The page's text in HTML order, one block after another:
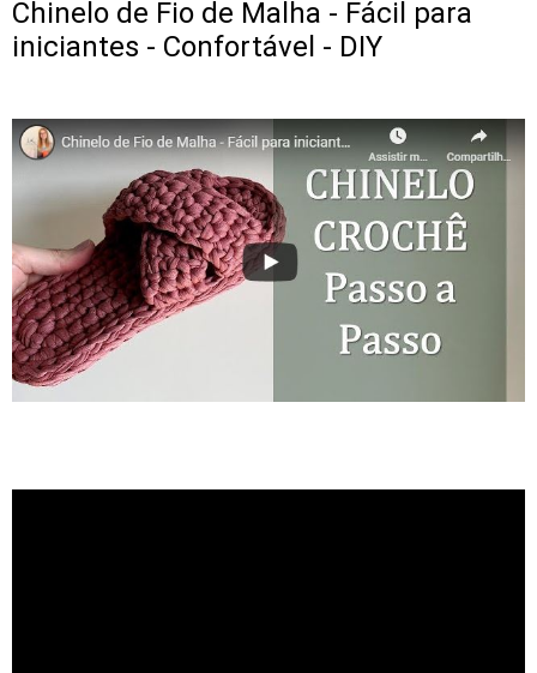
Chinelo de Fio de Malha - Fácil para
iniciantes - Confortável - DIY